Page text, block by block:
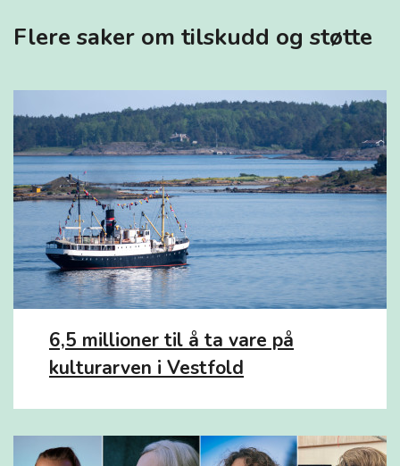
Flere saker om tilskudd og støtte
6,5 millioner til å ta vare på
kulturarven i Vestfold